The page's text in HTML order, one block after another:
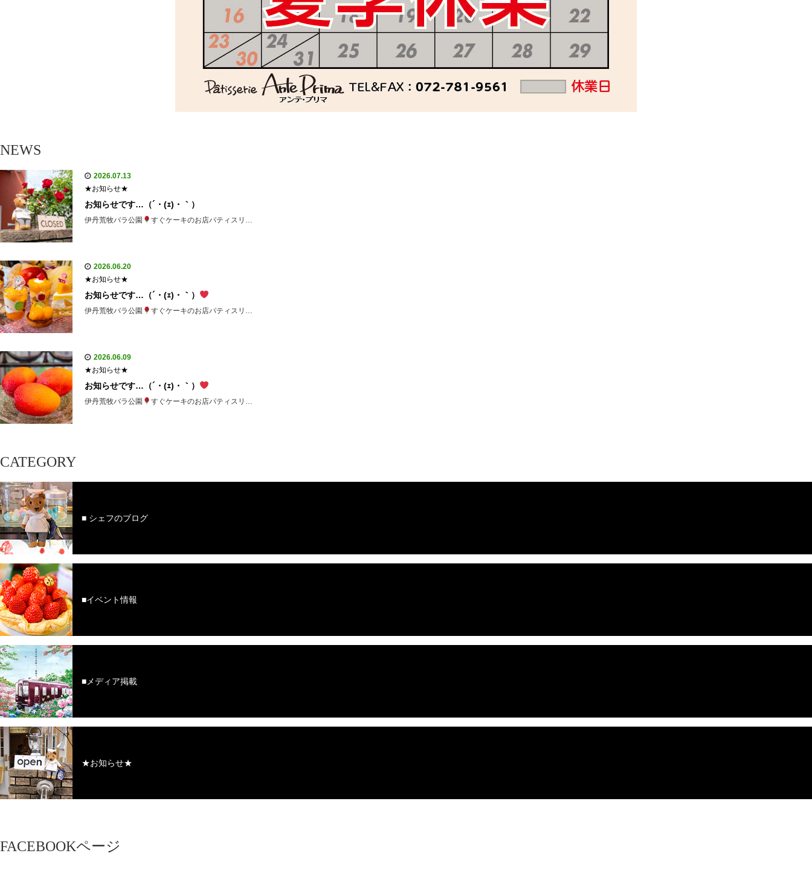
NEWS
2026.07.13
★お知らせ★
お知らせです…（´・(ｪ)・｀）
伊丹荒牧バラ公園 すぐケーキのお店パティスリ…
2026.06.20
★お知らせ★
お知らせです…（´・(ｪ)・｀）
伊丹荒牧バラ公園 すぐケーキのお店パティスリ…
2026.06.09
★お知らせ★
お知らせです…（´・(ｪ)・｀）
伊丹荒牧バラ公園 すぐケーキのお店パティスリ…
CATEGORY
■ シェフのブログ
■イベント情報
■メディア掲載
★お知らせ★
FACEBOOKページ